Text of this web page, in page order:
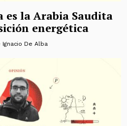
es la Arabia Saudita
energética
Ignacio De Alba